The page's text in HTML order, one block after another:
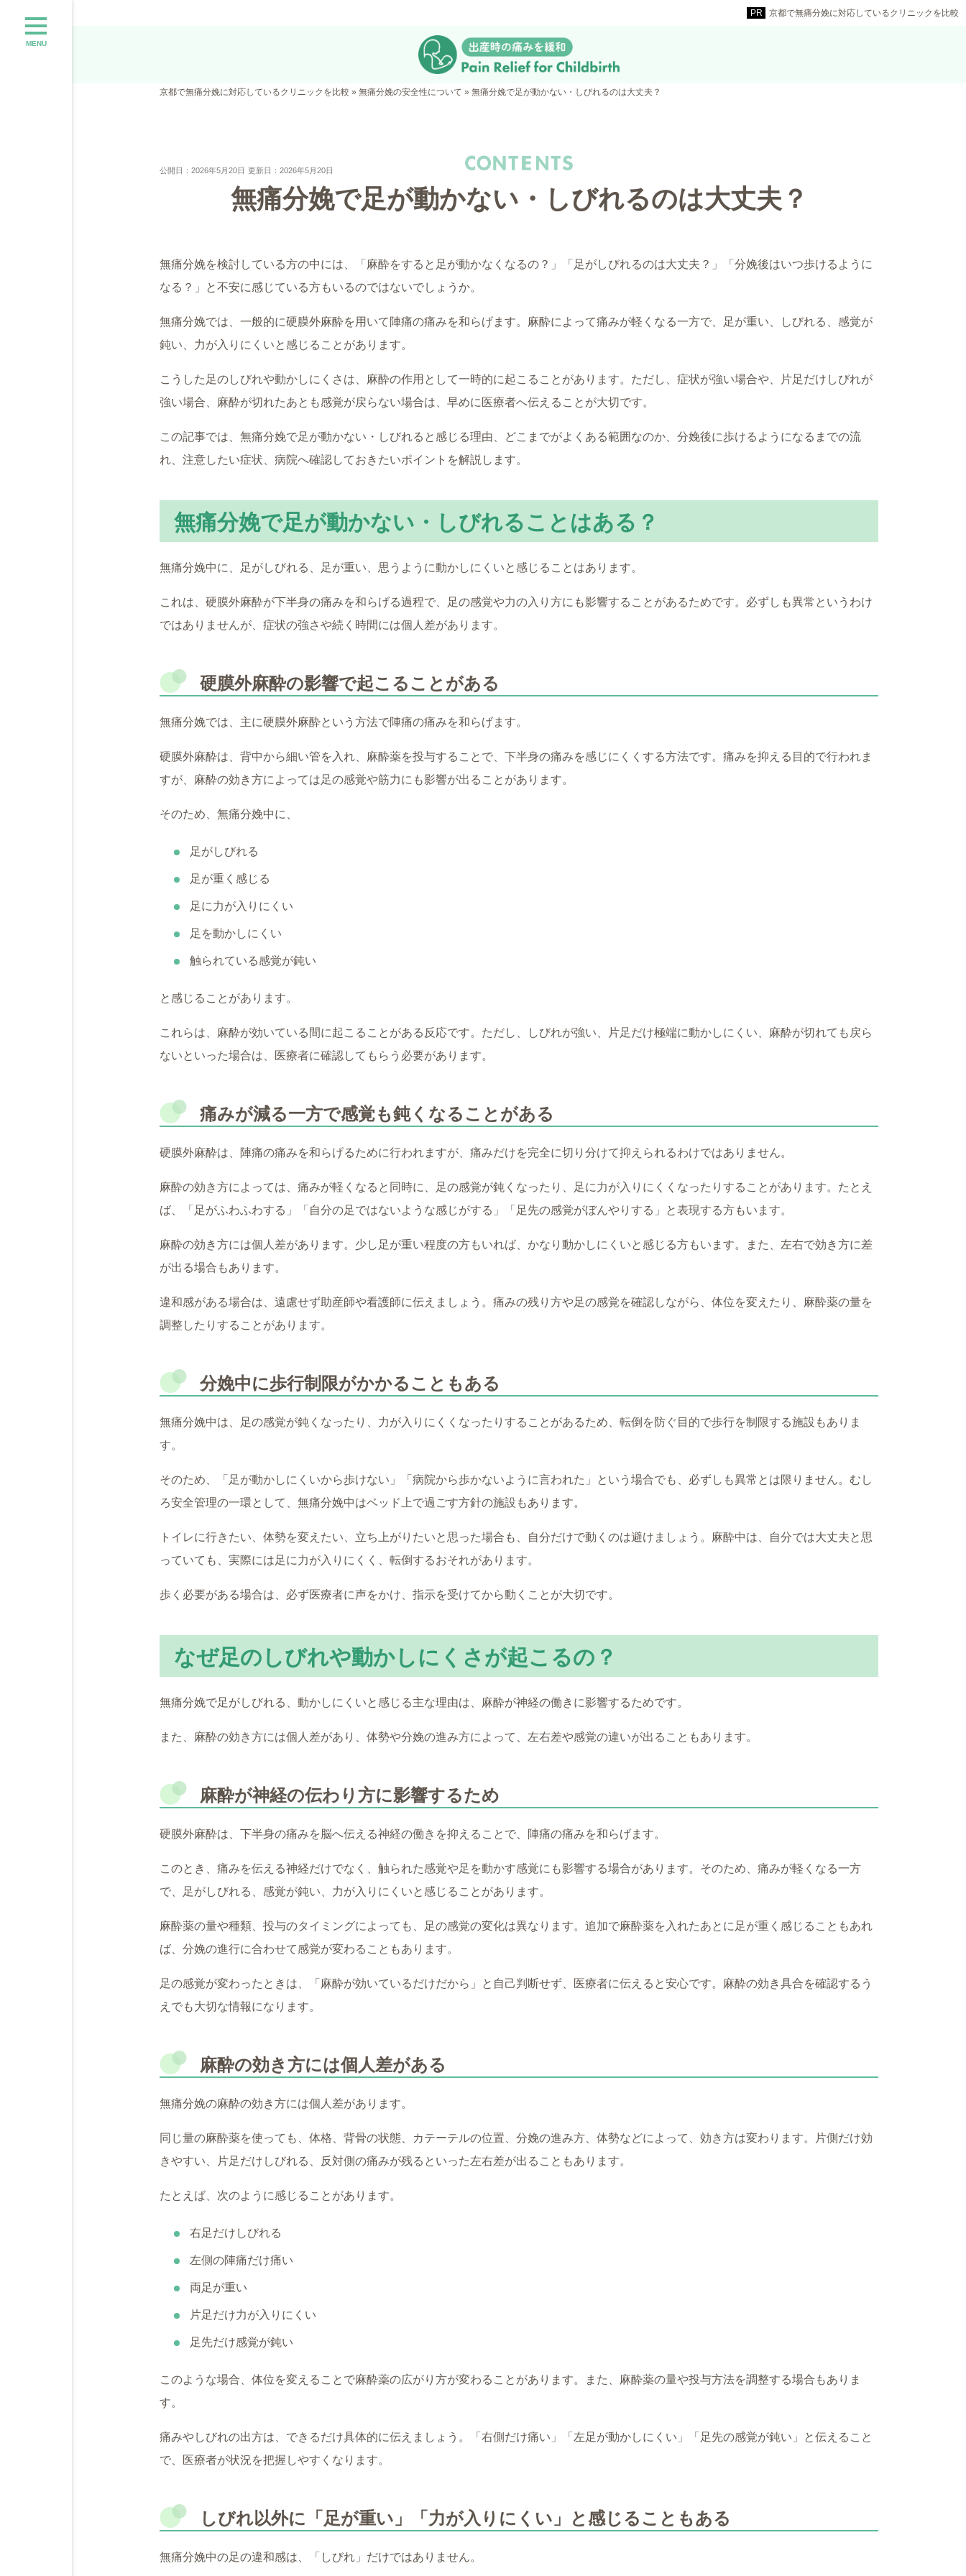
京都で無痛分娩に対応しているクリニックを比較
MENU
京都で無痛分娩に対応しているクリニックを比較 » 無痛分娩の安全性について » 無痛分娩で足が動かない・しびれるのは大丈夫？
公開日：2026年5月20日 更新日：2026年5月20日
無痛分娩で足が動かない・しびれるのは大丈夫？
無痛分娩を検討している方の中には、「麻酔をすると足が動かなくなるの？」「足がしびれるのは大丈夫？」「分娩後はいつ歩けるように
なる？」と不安に感じている方もいるのではないでしょうか。
無痛分娩では、一般的に硬膜外麻酔を用いて陣痛の痛みを和らげます。麻酔によって痛みが軽くなる一方で、足が重い、しびれる、感覚が
鈍い、力が入りにくいと感じることがあります。
こうした足のしびれや動かしにくさは、麻酔の作用として一時的に起こることがあります。ただし、症状が強い場合や、片足だけしびれが
強い場合、麻酔が切れたあとも感覚が戻らない場合は、早めに医療者へ伝えることが大切です。
この記事では、無痛分娩で足が動かない・しびれると感じる理由、どこまでがよくある範囲なのか、分娩後に歩けるようになるまでの流
れ、注意したい症状、病院へ確認しておきたいポイントを解説します。
無痛分娩で足が動かない・しびれることはある？
無痛分娩中に、足がしびれる、足が重い、思うように動かしにくいと感じることはあります。
これは、硬膜外麻酔が下半身の痛みを和らげる過程で、足の感覚や力の入り方にも影響することがあるためです。必ずしも異常というわけ
ではありませんが、症状の強さや続く時間には個人差があります。
硬膜外麻酔の影響で起こることがある
無痛分娩では、主に硬膜外麻酔という方法で陣痛の痛みを和らげます。
硬膜外麻酔は、背中から細い管を入れ、麻酔薬を投与することで、下半身の痛みを感じにくくする方法です。痛みを抑える目的で行われま
すが、麻酔の効き方によっては足の感覚や筋力にも影響が出ることがあります。
そのため、無痛分娩中に、
足がしびれる
足が重く感じる
足に力が入りにくい
足を動かしにくい
触られている感覚が鈍い
と感じることがあります。
これらは、麻酔が効いている間に起こることがある反応です。ただし、しびれが強い、片足だけ極端に動かしにくい、麻酔が切れても戻ら
ないといった場合は、医療者に確認してもらう必要があります。
痛みが減る一方で感覚も鈍くなることがある
硬膜外麻酔は、陣痛の痛みを和らげるために行われますが、痛みだけを完全に切り分けて抑えられるわけではありません。
麻酔の効き方によっては、痛みが軽くなると同時に、足の感覚が鈍くなったり、足に力が入りにくくなったりすることがあります。たとえ
ば、「足がふわふわする」「自分の足ではないような感じがする」「足先の感覚がぼんやりする」と表現する方もいます。
麻酔の効き方には個人差があります。少し足が重い程度の方もいれば、かなり動かしにくいと感じる方もいます。また、左右で効き方に差
が出る場合もあります。
違和感がある場合は、遠慮せず助産師や看護師に伝えましょう。痛みの残り方や足の感覚を確認しながら、体位を変えたり、麻酔薬の量を
調整したりすることがあります。
分娩中に歩行制限がかかることもある
無痛分娩中は、足の感覚が鈍くなったり、力が入りにくくなったりすることがあるため、転倒を防ぐ目的で歩行を制限する施設もありま
す。
そのため、「足が動かしにくいから歩けない」「病院から歩かないように言われた」という場合でも、必ずしも異常とは限りません。むし
ろ安全管理の一環として、無痛分娩中はベッド上で過ごす方針の施設もあります。
トイレに行きたい、体勢を変えたい、立ち上がりたいと思った場合も、自分だけで動くのは避けましょう。麻酔中は、自分では大丈夫と思
っていても、実際には足に力が入りにくく、転倒するおそれがあります。
歩く必要がある場合は、必ず医療者に声をかけ、指示を受けてから動くことが大切です。
なぜ足のしびれや動かしにくさが起こるの？
無痛分娩で足がしびれる、動かしにくいと感じる主な理由は、麻酔が神経の働きに影響するためです。
また、麻酔の効き方には個人差があり、体勢や分娩の進み方によって、左右差や感覚の違いが出ることもあります。
麻酔が神経の伝わり方に影響するため
硬膜外麻酔は、下半身の痛みを脳へ伝える神経の働きを抑えることで、陣痛の痛みを和らげます。
このとき、痛みを伝える神経だけでなく、触られた感覚や足を動かす感覚にも影響する場合があります。そのため、痛みが軽くなる一方
で、足がしびれる、感覚が鈍い、力が入りにくいと感じることがあります。
麻酔薬の量や種類、投与のタイミングによっても、足の感覚の変化は異なります。追加で麻酔薬を入れたあとに足が重く感じることもあれ
ば、分娩の進行に合わせて感覚が変わることもあります。
足の感覚が変わったときは、「麻酔が効いているだけだから」と自己判断せず、医療者に伝えると安心です。麻酔の効き具合を確認するう
えでも大切な情報になります。
麻酔の効き方には個人差がある
無痛分娩の麻酔の効き方には個人差があります。
同じ量の麻酔薬を使っても、体格、背骨の状態、カテーテルの位置、分娩の進み方、体勢などによって、効き方は変わります。片側だけ効
きやすい、片足だけしびれる、反対側の痛みが残るといった左右差が出ることもあります。
たとえば、次のように感じることがあります。
右足だけしびれる
左側の陣痛だけ痛い
両足が重い
片足だけ力が入りにくい
足先だけ感覚が鈍い
このような場合、体位を変えることで麻酔薬の広がり方が変わることがあります。また、麻酔薬の量や投与方法を調整する場合もありま
す。
痛みやしびれの出方は、できるだけ具体的に伝えましょう。「右側だけ痛い」「左足が動かしにくい」「足先の感覚が鈍い」と伝えること
で、医療者が状況を把握しやすくなります。
しびれ以外に「足が重い」「力が入りにくい」と感じることもある
無痛分娩中の足の違和感は、「しびれ」だけではありません。